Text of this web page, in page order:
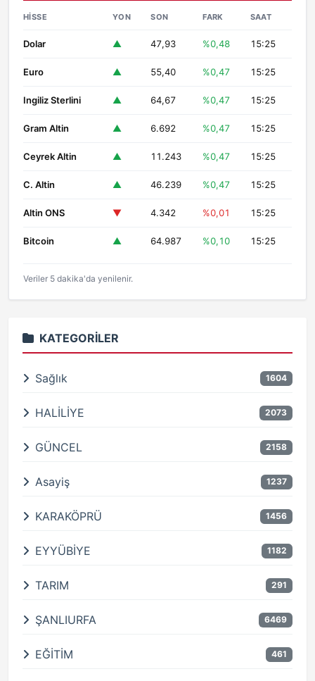
HISSE YON SON FARK SAAT
Dolar ▲ 47,93 %0,48 15:25
Euro ▲ 55,40 %0,47 15:25
Ingiliz Sterlini ▲ 64,67 %0,47 15:25
Gram Altin ▲ 6.692 %0,47 15:25
Ceyrek Altin ▲ 11.243 %0,47 15:25
C. Altin ▲ 46.239 %0,47 15:25
Altin ONS ▼ 4.342 %0,01 15:25
Bitcoin ▲ 64.987 %0,10 15:25
Veriler 5 dakika'da yenilenir.
KATEGORILER
Sağlık 1604
HALİLİYE 2073
GÜNCEL 2158
Asayiş 1237
KARAKÖPRÜ 1456
EYYÜBİYE 1182
TARIM 291
ŞANLIURFA 6469
EĞİTİM 461